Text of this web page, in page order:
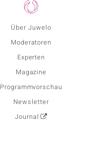
Über Juwelo
Moderatoren
Experten
Magazine
Programmvorschau
Newsletter
Journal